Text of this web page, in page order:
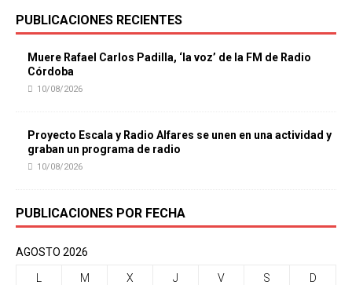
PUBLICACIONES RECIENTES
Muere Rafael Carlos Padilla, ‘la voz’ de la FM de Radio
Córdoba
10/08/2026
Proyecto Escala y Radio Alfares se unen en una actividad y
graban un programa de radio
10/08/2026
PUBLICACIONES POR FECHA
AGOSTO 2026
M X J V S D